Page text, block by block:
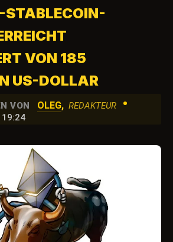
STABLECOIN-
VON 185
US-DOLLAR
VON OLEG, REDAKTEUR •
19:24